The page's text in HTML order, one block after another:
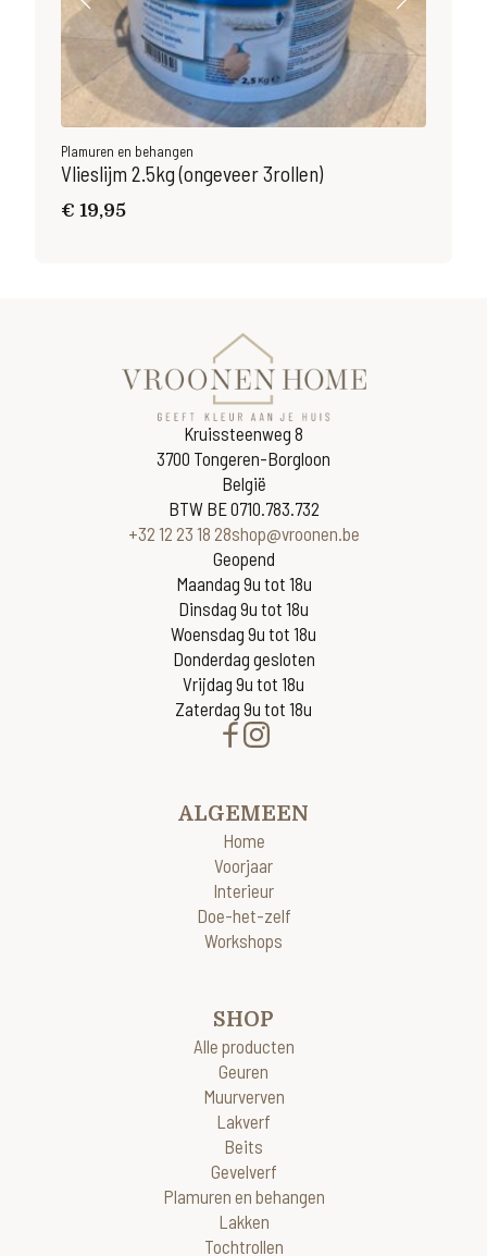
Plamuren en behangen
Vlieslijm 2.5kg (ongeveer 3rollen)
€ 19,95
Kruissteenweg 8
3700 Tongeren-Borgloon
België
BTW BE 0710.783.732
+32 12 23 18 28shop@vroonen.be
Geopend
Maandag 9u tot 18u
Dinsdag 9u tot 18u
Woensdag 9u tot 18u
Donderdag gesloten
Vrijdag 9u tot 18u
Zaterdag 9u tot 18u
ALGEMEEN
Home
Voorjaar
Interieur
Doe-het-zelf
Workshops
SHOP
Alle producten
Geuren
Muurverven
Lakverf
Beits
Gevelverf
Plamuren en behangen
Lakken
Tochtrollen